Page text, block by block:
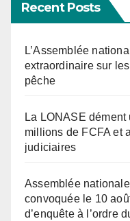
Recent Posts
L’Assemblée
extraordinaire sur
pêche
La LONASE
millions de FCFA et
judiciaires
Assemblée
convoquée le 10
d’enquête à l’ordre